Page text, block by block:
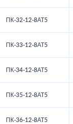
ПК-32-12-8АТ5
ПК-33-12-8АТ5
ПК-34-12-8АТ5
ПК-35-12-8АТ5
ПК-36-12-8АТ5